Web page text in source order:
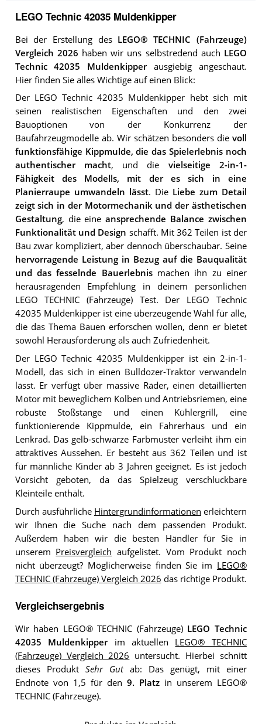
LEGO Technic 42035 Muldenkipper
Bei der Erstellung des LEGO® TECHNIC (Fahrzeuge)
Vergleich 2026 haben wir uns selbstredend auch LEGO
Technic 42035 Muldenkipperausgiebig angeschaut.
Hier finden Sie alles Wichtige auf einen Blick:
Der LEGO Technic 42035 Muldenkipper hebt sich mit
seinen realistischen Eigenschaften und den zwei
Bauoptionen von der Konkurrenz der
Baufahrzeugmodelle ab. Wir schätzen besonders die voll
funktionsfähige Kippmulde, die das Spielerlebnis noch
authentischer macht, und die vielseitige 2-in-1-
Fähigkeit des Modells, mit der es sich in eine
Planierraupe umwandeln lässt. Die Liebe zum Detail
zeigt sich in der Motormechanik und der ästhetischen
Gestaltung, die eineansprechende Balance zwischen
Funktionalität und Design schafft. Mit 362 Teilen ist der
Bau zwar kompliziert, aber dennoch überschaubar. Seine
hervorragende Leistung in Bezug auf die Bauqualität
und das fesselnde Bauerlebnismachen ihn zu einer
herausragenden Empfehlung in deinem persönlichen
LEGO TECHNIC (Fahrzeuge) Test. Der LEGO Technic
42035 Muldenkipper ist eine überzeugende Wahl für alle,
die das Thema Bauen erforschen wollen, denn er bietet
sowohl Herausforderung als auch Zufriedenheit.
Der LEGO Technic 42035 Muldenkipper ist ein 2-in-1-
Modell, das sich in einen Bulldozer-Traktor verwandeln
lässt. Er verfügt über massive Räder, einen detaillierten
Motor mit beweglichem Kolben und Antriebsriemen, eine
robuste Stoßstange und einen Kühlergrill, eine
funktionierende Kippmulde, ein Fahrerhaus und ein
Lenkrad. Das gelb-schwarze Farbmuster verleiht ihm ein
attraktives Aussehen. Er besteht aus 362 Teilen und ist
für männliche Kinder ab 3 Jahren geeignet. Es ist jedoch
Vorsicht geboten, da das Spielzeug verschluckbare
Kleinteile enthält.
Durch ausführliche Hintergrundinformationen erleichtern
wir Ihnen die Suche nach dem passenden Produkt.
Außerdem haben wir die besten Händler für Sie in
unserem Preisvergleich aufgelistet. Vom Produkt noch
nicht überzeugt? Möglicherweise finden Sie im LEGO®
TECHNIC (Fahrzeuge) Vergleich 2026 das richtige Produkt.
Vergleichsergebnis
Wir haben LEGO® TECHNIC (Fahrzeuge) LEGO Technic
42035 Muldenkipperim aktuellen LEGO® TECHNIC
(Fahrzeuge) Vergleich 2026 untersucht. Hierbei schnitt
dieses Produkt Sehr Gutab: Das genügt, mit einer
Endnote von 1,5 für den 9. Platzin unserem LEGO®
TECHNIC (Fahrzeuge).